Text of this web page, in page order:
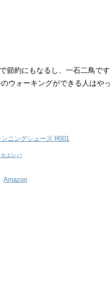
節約にもなるし、一石二鳥です
ウォーキングができる人はや
ニングシューズ R001
カエレバ
Amazon